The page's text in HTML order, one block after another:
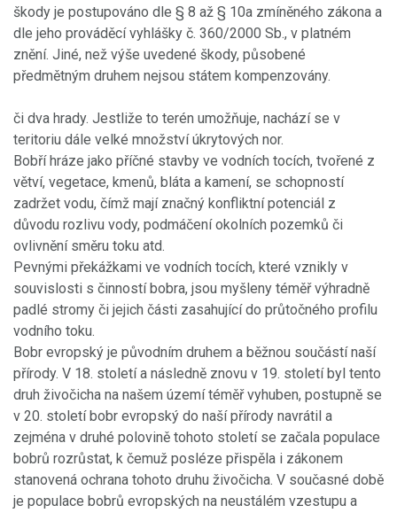
škody je postupováno dle § 8 až § 10a zmíněného zákona a
dle jeho prováděcí vyhlášky č. 360/2000 Sb., v platném
znění. Jiné, než výše uvedené škody, působené
předmětným druhem nejsou státem kompenzovány.
či dva hrady. Jestliže to terén umožňuje, nachází se v
teritoriu dále velké množství úkrytových nor.
Bobří hráze jako příčné stavby ve vodních tocích, tvořené z
větví, vegetace, kmenů, bláta a kamení, se schopností
zadržet vodu, čímž mají značný konfliktní potenciál z
důvodu rozlivu vody, podmáčení okolních pozemků či
ovlivnění směru toku atd.
Pevnými překážkami ve vodních tocích, které vznikly v
souvislosti s činností bobra, jsou myšleny téměř výhradně
padlé stromy či jejich části zasahující do průtočného profilu
vodního toku.
Bobr evropský je původním druhem a běžnou součástí naší
přírody. V 18. století a následně znovu v 19. století byl tento
druh živočicha na našem území téměř vyhuben, postupně se
v 20. století bobr evropský do naší přírody navrátil a
zejména v druhé polovině tohoto století se začala populace
bobrů rozrůstat, k čemuž posléze přispěla i zákonem
stanovená ochrana tohoto druhu živočicha. V současné době
je populace bobrů evropských na neustálém vzestupu a